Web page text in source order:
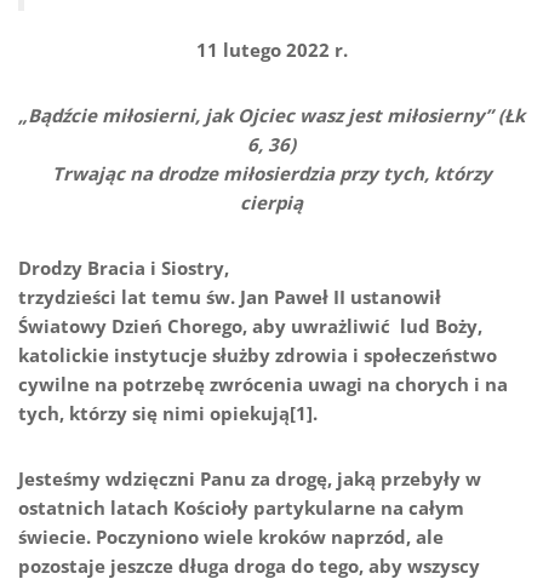
11 lutego 2022 r.
„Bądźcie miłosierni, jak Ojciec wasz jest miłosierny” (Łk
6, 36)
Trwając na drodze miłosierdzia przy tych, którzy
cierpią
Drodzy Bracia i Siostry,
trzydzieści lat temu św. Jan Paweł II ustanowił
Światowy Dzień Chorego, aby uwrażliwić lud Boży,
katolickie instytucje służby zdrowia i społeczeństwo
cywilne na potrzebę zwrócenia uwagi na chorych i na
tych, którzy się nimi opiekują[1].
Jesteśmy wdzięczni Panu za drogę, jaką przebyły w
ostatnich latach Kościoły partykularne na całym
świecie. Poczyniono wiele kroków naprzód, ale
pozostaje jeszcze długa droga do tego, aby wszyscy